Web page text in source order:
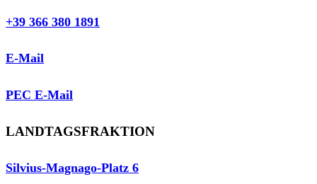
+39 366 380 1891
E-Mail
PEC E-Mail
LANDTAGSFRAKTION
Silvius-Magnago-Platz 6